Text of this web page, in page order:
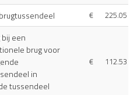
€ 225.05
bij een
brug voor
in
tussendeel
€ 112.53